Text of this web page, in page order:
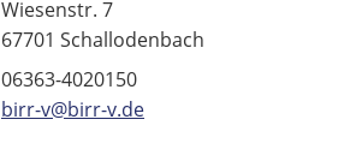
Wiesenstr. 7
67701 Schallodenbach
06363-4020150
birr-v@birr-v.de